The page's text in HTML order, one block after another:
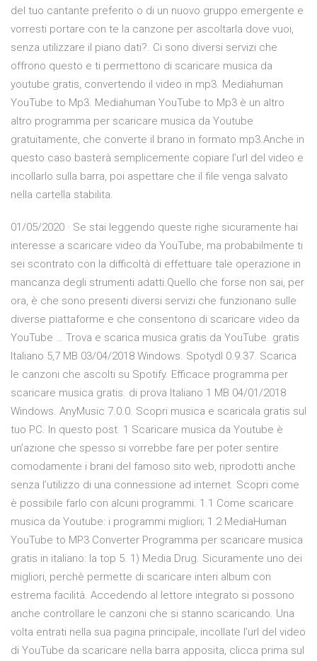
del tuo cantante preferito o di un nuovo gruppo emergente e
vorresti portare con te la canzone per ascoltarla dove vuoi,
senza utilizzare il piano dati?. Ci sono diversi servizi che
offrono questo e ti permettono di scaricare musica da
youtube gratis, convertendo il video in mp3. Mediahuman
YouTube to Mp3. Mediahuman YouTube to Mp3 è un altro
altro programma per scaricare musica da Youtube
gratuitamente, che converte il brano in formato mp3.Anche in
questo caso basterà semplicemente copiare l’url del video e
incollarlo sulla barra, poi aspettare che il file venga salvato
nella cartella stabilita.
01/05/2020 · Se stai leggendo queste righe sicuramente hai
interesse a scaricare video da YouTube, ma probabilmente ti
sei scontrato con la difficoltà di effettuare tale operazione in
mancanza degli strumenti adatti.Quello che forse non sai, per
ora, è che sono presenti diversi servizi che funzionano sulle
diverse piattaforme e che consentono di scaricare video da
YouTube … Trova e scarica musica gratis da YouTube. gratis
Italiano 5,7 MB 03/04/2018 Windows. Spotydl 0.9.37. Scarica
le canzoni che ascolti su Spotify. Efficace programma per
scaricare musica gratis. di prova Italiano 1 MB 04/01/2018
Windows. AnyMusic 7.0.0. Scopri musica e scaricala gratis sul
tuo PC. In questo post. 1 Scaricare musica da Youtube è
un’azione che spesso si vorrebbe fare per poter sentire
comodamente i brani del famoso sito web, riprodotti anche
senza l’utilizzo di una connessione ad internet. Scopri come
è possibile farlo con alcuni programmi. 1.1 Come scaricare
musica da Youtube: i programmi migliori; 1.2 MediaHuman
YouTube to MP3 Converter Programma per scaricare musica
gratis in italiano: la top 5. 1) Media Drug. Sicuramente uno dei
migliori, perchè permette di scaricare interi album con
estrema facilità. Accedendo al lettore integrato si possono
anche controllare le canzoni che si stanno scaricando. Una
volta entrati nella sua pagina principale, incollate l’url del video
di YouTube da scaricare nella barra apposita, clicca prima sul